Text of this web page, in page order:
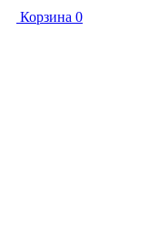
Корзина 0